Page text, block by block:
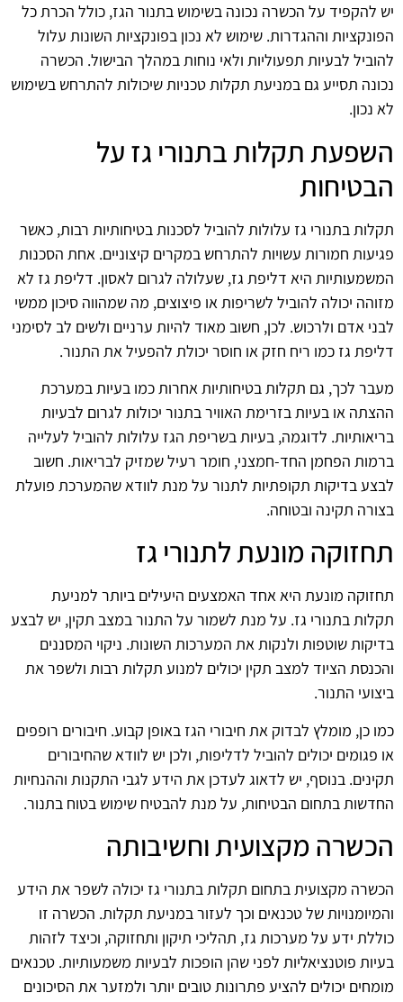
יש להקפיד על הכשרה נכונה בשימוש בתנור הגז, כולל הכרת כל
הפונקציות וההגדרות. שימוש לא נכון בפונקציות השונות עלול
להוביל לבעיות תפעוליות ולאי נוחות במהלך הבישול. הכשרה
נכונה תסייע גם במניעת תקלות טכניות שיכולות להתרחש בשימוש
לא נכון.
השפעת תקלות בתנורי גז על
הבטיחות
תקלות בתנורי גז עלולות להוביל לסכנות בטיחותיות רבות, כאשר
פגיעות חמורות עשויות להתרחש במקרים קיצוניים. אחת הסכנות
המשמעותיות היא דליפת גז, שעלולה לגרום לאסון. דליפת גז לא
מזוהה יכולה להוביל לשריפות או פיצוצים, מה שמהווה סיכון ממשי
לבני אדם ולרכוש. לכן, חשוב מאוד להיות ערניים ולשים לב לסימני
דליפת גז כמו ריח חזק או חוסר יכולת להפעיל את התנור.
מעבר לכך, גם תקלות בטיחותיות אחרות כמו בעיות במערכת
ההצתה או בעיות בזרימת האוויר בתנור יכולות לגרום לבעיות
בריאותיות. לדוגמה, בעיות בשריפת הגז עלולות להוביל לעלייה
ברמות הפחמן החד-חמצני, חומר רעיל שמזיק לבריאות. חשוב
לבצע בדיקות תקופתיות לתנור על מנת לוודא שהמערכת פועלת
בצורה תקינה ובטוחה.
תחזוקה מונעת לתנורי גז
תחזוקה מונעת היא אחד האמצעים היעילים ביותר למניעת
תקלות בתנורי גז. על מנת לשמור על התנור במצב תקין, יש לבצע
בדיקות שוטפות ולנקות את המערכות השונות. ניקוי המסננים
והכנסת הציוד למצב תקין יכולים למנוע תקלות רבות ולשפר את
ביצועי התנור.
כמו כן, מומלץ לבדוק את חיבורי הגז באופן קבוע. חיבורים רופפים
או פגומים יכולים להוביל לדליפות, ולכן יש לוודא שהחיבורים
תקינים. בנוסף, יש לדאוג לעדכן את הידע לגבי התקנות וההנחיות
החדשות בתחום הבטיחות, על מנת להבטיח שימוש בטוח בתנור.
הכשרה מקצועית וחשיבותה
הכשרה מקצועית בתחום תקלות בתנורי גז יכולה לשפר את הידע
והמיומנויות של טכנאים וכך לעזור במניעת תקלות. הכשרה זו
כוללת ידע על מערכות גז, תהליכי תיקון ותחזוקה, וכיצד לזהות
בעיות פוטנציאליות לפני שהן הופכות לבעיות משמעותיות. טכנאים
מומחים יכולים להציע פתרונות טובים יותר ולמזער את הסיכונים